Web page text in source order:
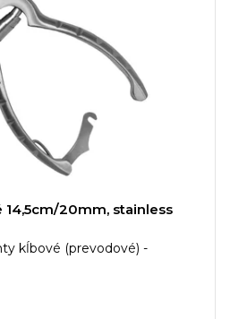
14,5cm/20mm, stainless
kĺbové (prevodové) -